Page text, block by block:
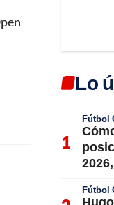
Lo
Fútbol
Fútbol